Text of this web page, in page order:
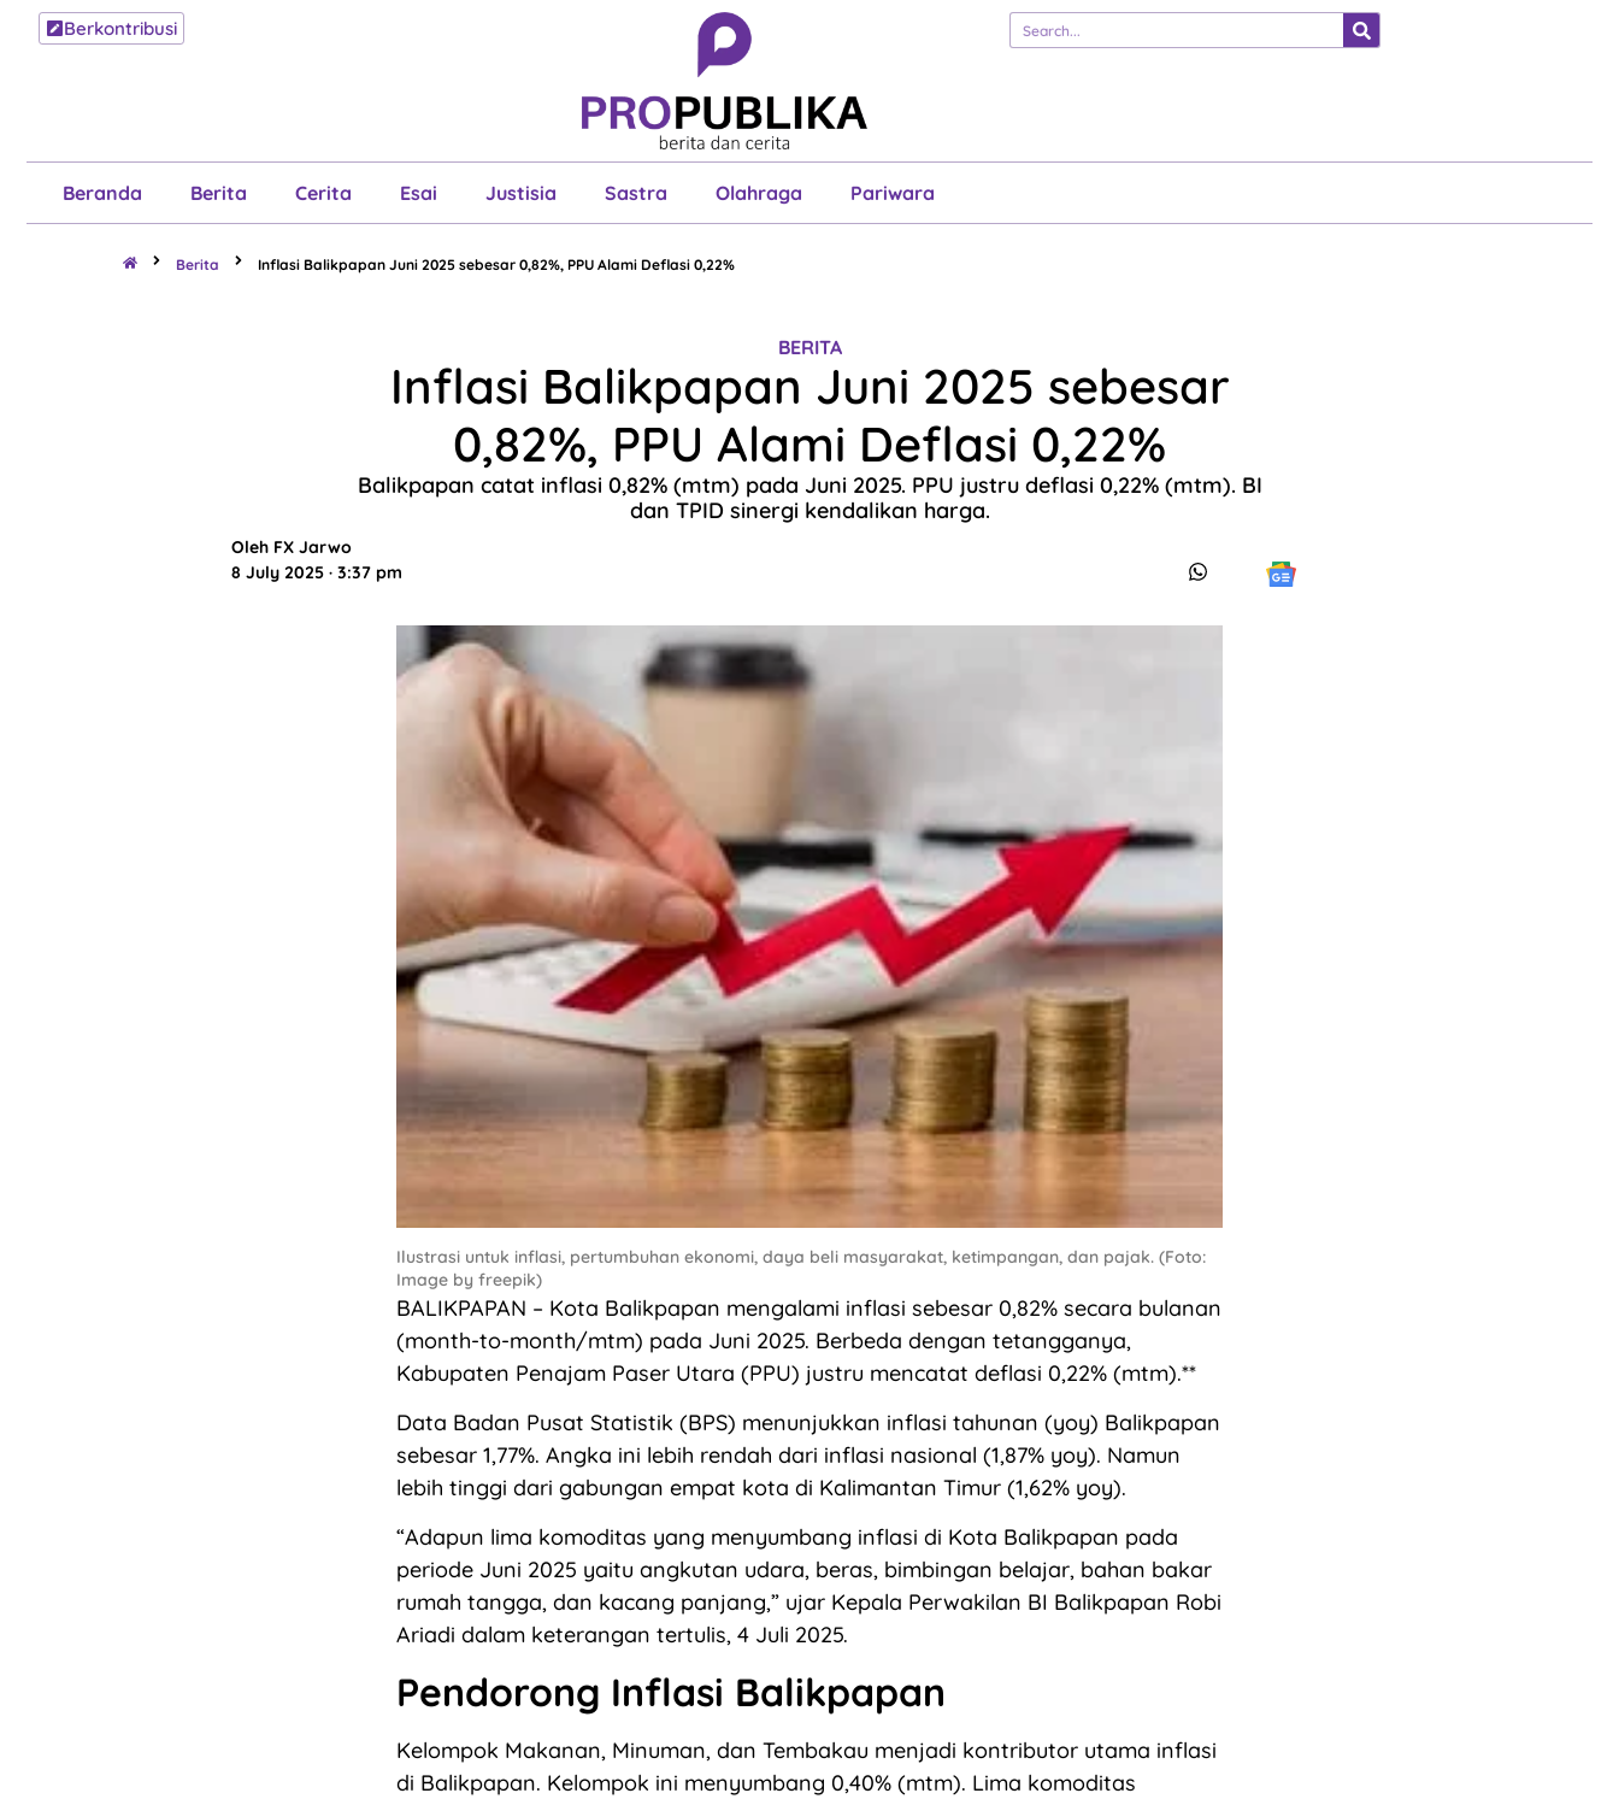
Berkontribusi
Beranda Berita Cerita Esai Justisia Sastra Olahraga Pariwara
Berita Cerita Esai Justisia
Pariwara
Berita Inflasi Balikpapan Juni 2025 sebesar 0,82%, PPU Alami Deflasi 0,22%
BERITA
Inflasi Balikpapan Juni 2025 sebesar
0,82%, PPU Alami Deflasi 0,22%
Balikpapan catat inflasi 0,82% (mtm) pada Juni 2025. PPU justru deflasi 0,22% (mtm). BI
dan TPID sinergi kendalikan harga.
Oleh FX Jarwo
8 July 2025 · 3:37 pm
Ilustrasi untuk inflasi, pertumbuhan ekonomi, daya beli masyarakat, ketimpangan, dan pajak. (Foto:
Image by freepik)
BALIKPAPAN – Kota Balikpapan mengalami inflasi sebesar 0,82% secara bulanan
(month-to-month/mtm) pada Juni 2025. Berbeda dengan tetangganya,
Kabupaten Penajam Paser Utara (PPU) justru mencatat deflasi 0,22% (mtm).**
Data Badan Pusat Statistik (BPS) menunjukkan inflasi tahunan (yoy) Balikpapan
sebesar 1,77%. Angka ini lebih rendah dari inflasi nasional (1,87% yoy). Namun
lebih tinggi dari gabungan empat kota di Kalimantan Timur (1,62% yoy).
“Adapun lima komoditas yang menyumbang inflasi di Kota Balikpapan pada
periode Juni 2025 yaitu angkutan udara, beras, bimbingan belajar, bahan bakar
rumah tangga, dan kacang panjang,” ujar Kepala Perwakilan BI Balikpapan Robi
Ariadi dalam keterangan tertulis, 4 Juli 2025.
Pendorong Inflasi Balikpapan
Kelompok Makanan, Minuman, dan Tembakau menjadi kontributor utama inflasi
di Balikpapan. Kelompok ini menyumbang 0,40% (mtm). Lima komoditas